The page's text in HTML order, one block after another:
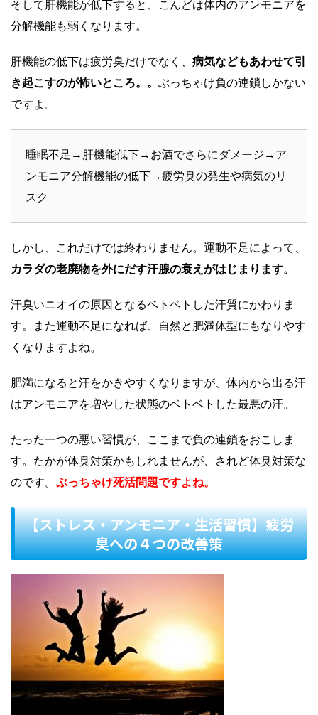
そして肝機能が低下すると、こんどは体内のアンモニアを
分解機能も弱くなります。
肝機能の低下は疲労臭だけでなく、 病気などもあわせて引
き起こすのが怖いところ。。 ぶっちゃけ負の連鎖しかない
ですよ。
睡眠不足→肝機能低下→お酒でさらにダメージ→ア
ンモニア分解機能の低下→疲労臭の発生や病気のリ
スク
しかし、これだけでは終わりません。運動不足によって、
カラダの老廃物を外にだす汗腺の衰えがはじまります。
汗臭いニオイの原因となるベトベトした汗質にかわりま
す。また運動不足になれば、自然と肥満体型にもなりやす
くなりますよね。
肥満になると汗をかきやすくなりますが、体内から出る汗
はアンモニアを増やした状態のベトベトした最悪の汗。
たった一つの悪い習慣が、ここまで負の連鎖をおこしま
す。たかが体臭対策かもしれませんが、されど体臭対策な
のです。 ぶっちゃけ死活問題ですよね。
【ストレス・アンモニア・生活習慣】疲労
臭への４つの改善策